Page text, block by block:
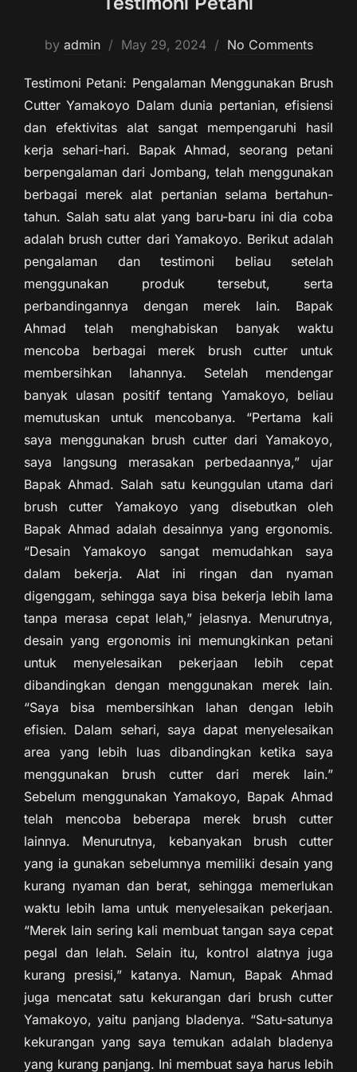
by admin May 29, 2024 No Comments
Testimoni Petani: Pengalaman Menggunakan Brush
Cutter Yamakoyo Dalam dunia pertanian, efisiensi
dan efektivitas alat sangat mempengaruhi hasil
kerja sehari-hari. Bapak Ahmad, seorang petani
berpengalaman dari Jombang, telah menggunakan
berbagai merek alat pertanian selama bertahun-
tahun. Salah satu alat yang baru-baru ini dia coba
adalah brush cutter dari Yamakoyo. Berikut adalah
pengalaman dan testimoni beliau setelah
menggunakan produk tersebut, serta
perbandingannya dengan merek lain. Bapak
Ahmad telah menghabiskan banyak waktu
mencoba berbagai merek brush cutter untuk
membersihkan lahannya. Setelah mendengar
banyak ulasan positif tentang Yamakoyo, beliau
memutuskan untuk mencobanya. “Pertama kali
saya menggunakan brush cutter dari Yamakoyo,
saya langsung merasakan perbedaannya,” ujar
Bapak Ahmad. Salah satu keunggulan utama dari
brush cutter Yamakoyo yang disebutkan oleh
Bapak Ahmad adalah desainnya yang ergonomis.
“Desain Yamakoyo sangat memudahkan saya
dalam bekerja. Alat ini ringan dan nyaman
digenggam, sehingga saya bisa bekerja lebih lama
tanpa merasa cepat lelah,” jelasnya. Menurutnya,
desain yang ergonomis ini memungkinkan petani
untuk menyelesaikan pekerjaan lebih cepat
dibandingkan dengan menggunakan merek lain.
“Saya bisa membersihkan lahan dengan lebih
efisien. Dalam sehari, saya dapat menyelesaikan
area yang lebih luas dibandingkan ketika saya
menggunakan brush cutter dari merek lain.”
Sebelum menggunakan Yamakoyo, Bapak Ahmad
telah mencoba beberapa merek brush cutter
lainnya. Menurutnya, kebanyakan brush cutter
yang ia gunakan sebelumnya memiliki desain yang
kurang nyaman dan berat, sehingga memerlukan
waktu lebih lama untuk menyelesaikan pekerjaan.
“Merek lain sering kali membuat tangan saya cepat
pegal dan lelah. Selain itu, kontrol alatnya juga
kurang presisi,” katanya. Namun, Bapak Ahmad
juga mencatat satu kekurangan dari brush cutter
Yamakoyo, yaitu panjang bladenya. “Satu-satunya
kekurangan yang saya temukan adalah bladenya
yang kurang panjang. Ini membuat saya harus lebih